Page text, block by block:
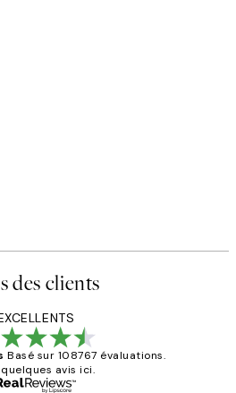
des clients
Basé sur 108767 évaluations.
avis ici.